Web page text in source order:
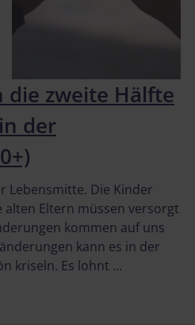
die zweite Hälfte
der
Lebensmitte. Die Kinder
alten Eltern müssen versorgt
kommen auf uns
kann es in der
kriseln. Es lohnt ...